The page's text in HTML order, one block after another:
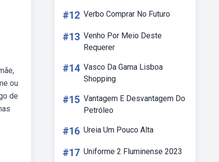
ou
de
#12 Verbo Comprar No Futuro
#13 Venho Por Meio Deste
Requerer
#14 Vasco Da Gama Lisboa
Shopping
#15 Vantagem E Desvantagem Do
Petróleo
#16 Ureia Um Pouco Alta
#17 Uniforme 2 Fluminense 2023